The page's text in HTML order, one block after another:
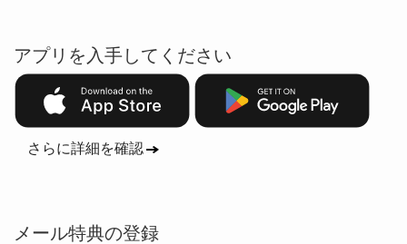
アプリを入手してください
さらに詳細を確認
メール特典の登録